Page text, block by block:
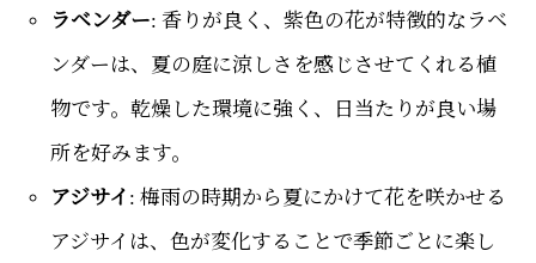
ラベンダー: 香りが良く、紫色の花が特徴的なラベ
ンダーは、夏の庭に涼しさを感じさせてくれる植
物です。乾燥した環境に強く、日当たりが良い場
所を好みます。
アジサイ : 梅雨の時期から夏にかけて花を咲かせる
アジサイは、色が変化することで季節ごとに楽し